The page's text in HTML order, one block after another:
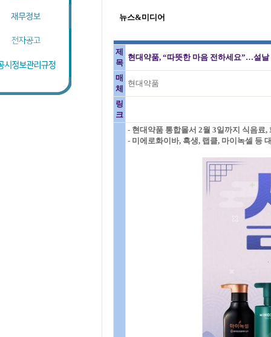
뉴스&미디어
제
목
현대약품, “따뜻한 마음 전하세요”…설날
매
체
현대약품
링
크
- 현대약품 통합몰서 2월 3일까지 식음료,
- 미에로화이바, 흑생, 랩클, 마이녹셀 등